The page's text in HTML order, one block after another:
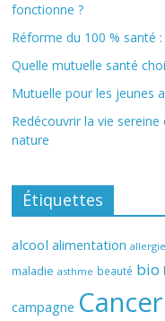
fonctionne ?
Réforme du 100 % santé
Quelle mutuelle santé
Mutuelle pour les jeunes
Redécouvrir la vie
nature
Étiquettes
alcool alimentation allergie
maladie asthme beauté bio
campagne Cancer